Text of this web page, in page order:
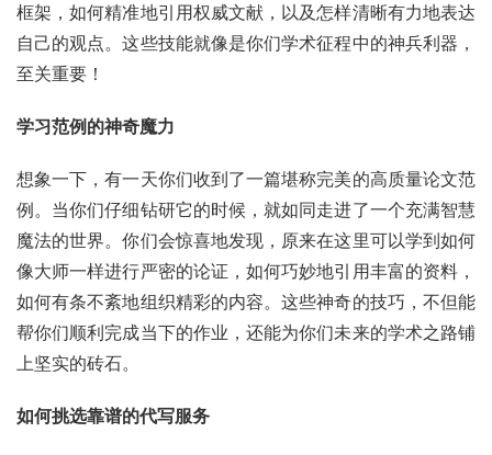
框架，如何精准地引用权威文献，以及怎样清晰有力地表达
自己的观点。这些技能就像是你们学术征程中的神兵利器，
至关重要！
学习范例的神奇魔力
想象一下，有一天你们收到了一篇堪称完美的高质量论文范
例。当你们仔细钻研它的时候，就如同走进了一个充满智慧
魔法的世界。你们会惊喜地发现，原来在这里可以学到如何
像大师一样进行严密的论证，如何巧妙地引用丰富的资料，
如何有条不紊地组织精彩的内容。这些神奇的技巧，不但能
帮你们顺利完成当下的作业，还能为你们未来的学术之路铺
上坚实的砖石。
如何挑选靠谱的代写服务